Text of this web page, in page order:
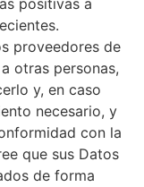
positivas a
proveedores de
otras personas,
y, en caso
necesario, y
con la
que sus Datos
de forma